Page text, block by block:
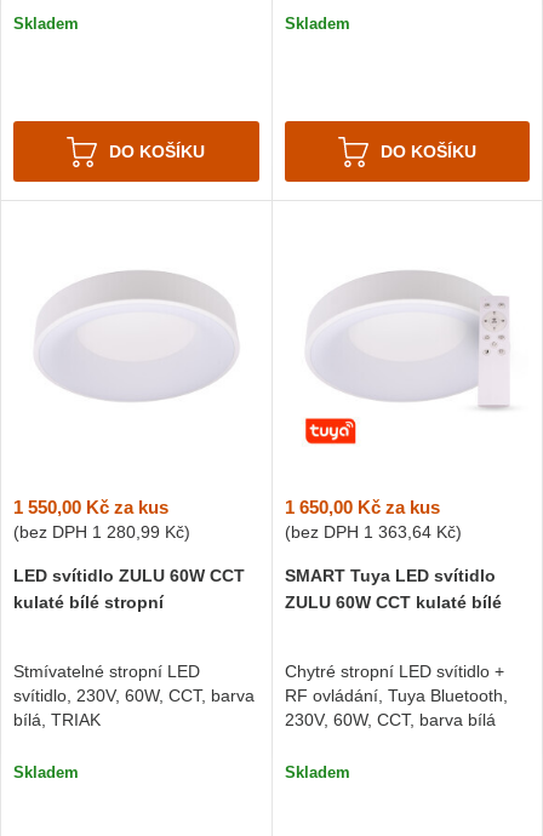
Skladem
DO KOŠÍKU
Skladem
DO KOŠÍKU
1 550,00 Kč za kus
(bez DPH 1 280,99 Kč)
LED svítidlo ZULU 60W CCT
kulaté bílé stropní
Stmívatelné stropní LED
svítidlo, 230V, 60W, CCT, barva
bílá, TRIAK
Skladem
1 650,00 Kčza kus
(bez DPH 1 363,64 Kč)
SMART Tuya LED svítidlo
ZULU 60W CCT kulaté bílé
Chytré stropní LED svítidlo +
RF ovládání, Tuya Bluetooth,
230V, 60W, CCT, barva bílá
Skladem